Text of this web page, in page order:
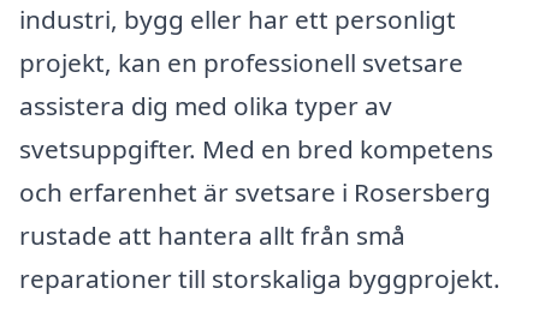
industri, bygg eller har ett personligt
projekt, kan en professionell svetsare
assistera dig med olika typer av
svetsuppgifter. Med en bred kompetens
och erfarenhet är svetsare i Rosersberg
rustade att hantera allt från små
reparationer till storskaliga byggprojekt.